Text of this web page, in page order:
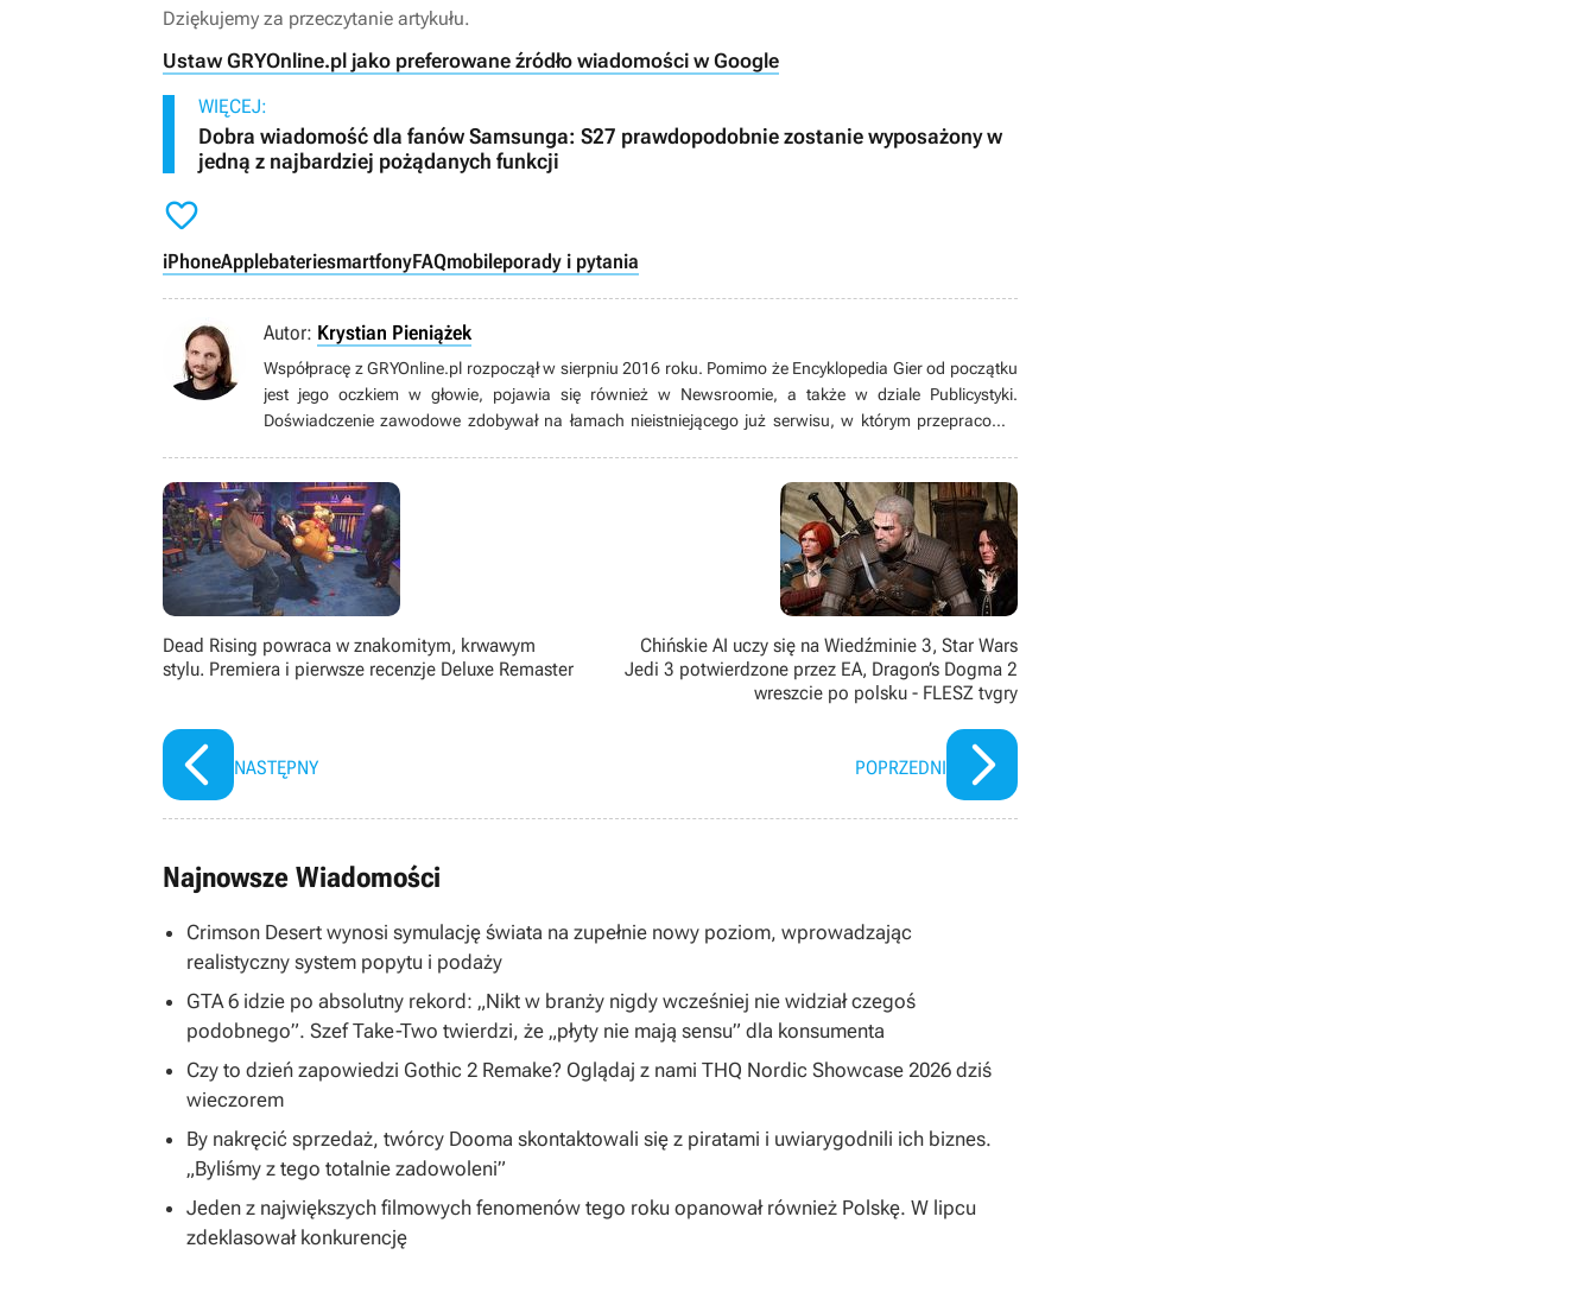
Dziękujemy za przeczytanie artykułu.
Ustaw GRYOnline.pl jako preferowane źródło wiadomości w Google
WIĘCEJ:
Dobra wiadomość dla fanów Samsunga: S27 prawdopodobnie zostanie wyposażony w
jedną z najbardziej pożądanych funkcji

iPhoneApplebateriesmartfonyFAQmobileporady i pytania
Autor: Krystian Pieniążek
Współpracę z GRYOnline.pl rozpoczął w sierpniu 2016 roku. Pomimo że Encyklopedia Gier od początku
jest jego oczkiem w głowie, pojawia się również w Newsroomie, a także w dziale Publicystyki.
Doświadczenie zawodowe zdobywał na łamach nieistniejącego już serwisu, w którym przepracował
kosmosem, a także oczywiście gra. Najlepiej czuje się w grach akcji z otwartym światem i RPG-ach,
choć nie pogardzi dobrymi wyścigami czy strzelankami.
Dead Rising powraca w znakomitym, krwawym
stylu. Premiera i pierwsze recenzje Deluxe Remaster
NASTĘPNY
Chińskie AI uczy się na Wiedźminie 3, Star Wars
Jedi 3 potwierdzone przez EA, Dragon’s Dogma 2
wreszcie po polsku - FLESZ tvgry
POPRZEDNI
Najnowsze Wiadomości
Crimson Desert wynosi symulację świata na zupełnie nowy poziom, wprowadzając
realistyczny system popytu i podaży
GTA 6 idzie po absolutny rekord: „Nikt w branży nigdy wcześniej nie widział czegoś
podobnego”. Szef Take-Two twierdzi, że „płyty nie mają sensu” dla konsumenta
Czy to dzień zapowiedzi Gothic 2 Remake? Oglądaj z nami THQ Nordic Showcase 2026 dziś
wieczorem
By nakręcić sprzedaż, twórcy Dooma skontaktowali się z piratami i uwiarygodnili ich biznes.
„Byliśmy z tego totalnie zadowoleni”
Jeden z największych filmowych fenomenów tego roku opanował również Polskę. W lipcu
zdeklasował konkurencję